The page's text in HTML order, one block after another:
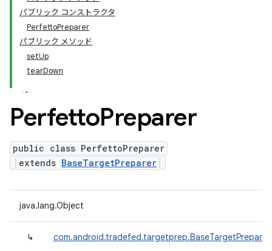
パブリック コンストラクタ
PerfettoPreparer
パブリック メソッド
setUp
tearDown
PerfettoPreparer
public class PerfettoPreparer
extends BaseTargetPreparer
java.lang.Object
↳ com.android.tradefed.targetprep.BaseTargetPreparer